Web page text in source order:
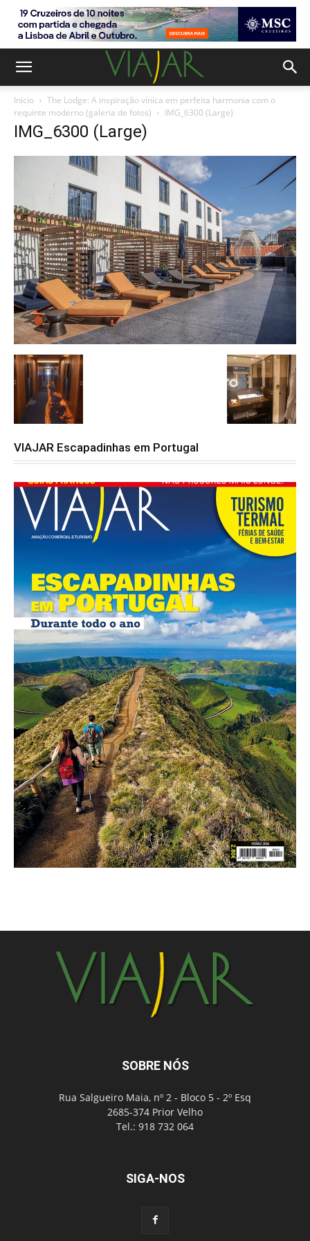
Início
The Lodge: A inspiração vínica em perfeita harmonia com o
requinte moderno (galeria de fotos)
IMG_6300 (Large)
IMG_6300 (Large)
VIAJAR Escapadinhas em Portugal
SOBRE NÓS
Rua Salgueiro Maia, nº 2 - Bloco 5 - 2º Esq
2685-374 Prior Velho
Tel.: 918 732 064
SIGA-NOS